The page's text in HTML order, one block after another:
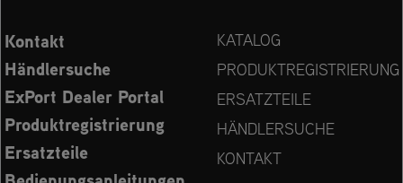
Kontakt
Händlersuche
ExPort Dealer Portal
Produktregistrierung
Ersatzteile
KATALOG
PRODUKTREGISTRIERUNG
ERSATZTEILE
HÄNDLERSUCHE
KONTAKT